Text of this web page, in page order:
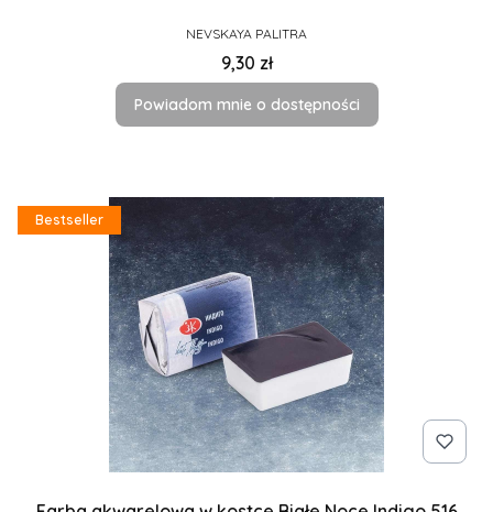
PRODUCENT
NEVSKAYA PALITRA
Cena
9,30 zł
Powiadom mnie o dostępności
Bestseller